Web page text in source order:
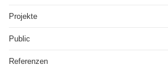
Projekte
Public
Referenzen